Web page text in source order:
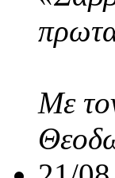
Με